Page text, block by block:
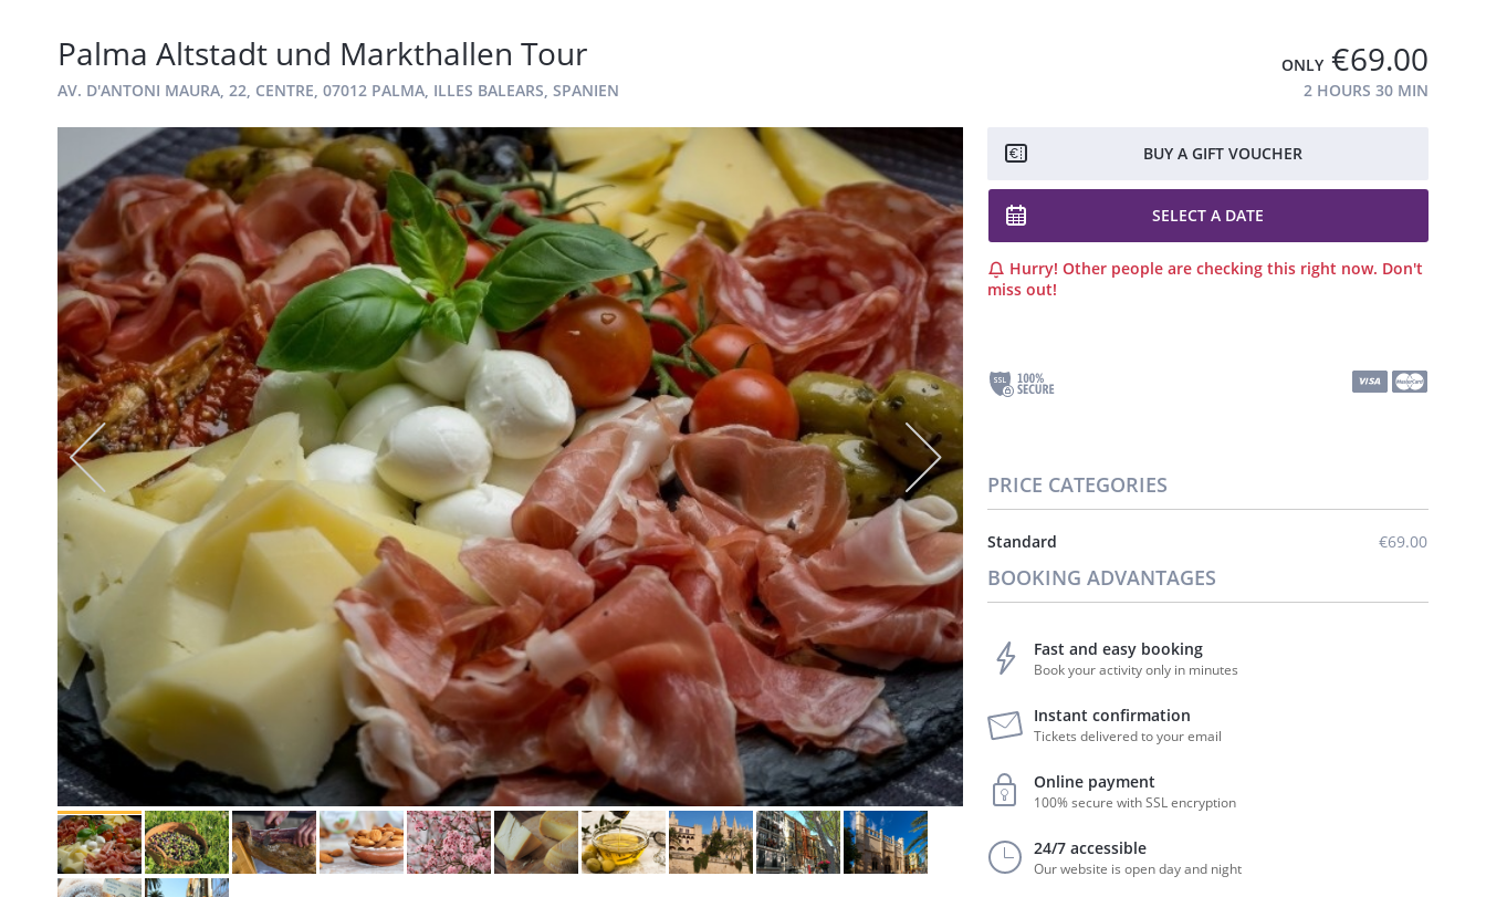
Palma Altstadt und Markthallen Tour
AV. D'ANTONI MAURA, 22, CENTRE, 07012 PALMA, ILLES BALEARS, SPANIEN
ONLY €69.00
2 HOURS 30 MIN
BUY A GIFT VOUCHER
SELECT A DATE
Hurry! Other people are checking this right now. Don't
miss out!
PRICE CATEGORIES
Standard €69.00
BOOKING ADVANTAGES
Fast and easy booking
Book your activity only in minutes
Instant confirmation
Tickets delivered to your email
Online payment
100% secure with SSL encryption
24/7 accessible
Our website is open day and night